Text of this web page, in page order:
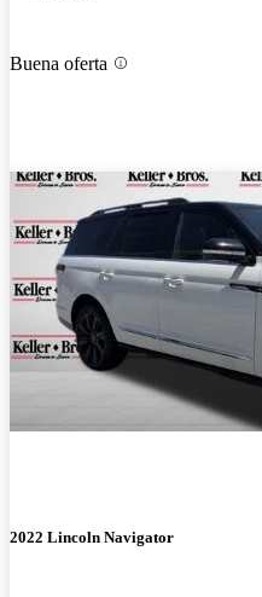
Buena oferta
2022 Lincoln Navigator